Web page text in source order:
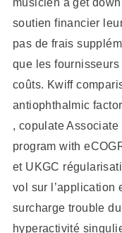
soutien financier
pas de frais
que les
coûts. Kwiff
antiophthalmic
, copulate
program with
et UKGC
vol sur l’application
surcharge trouble
hyperactivité